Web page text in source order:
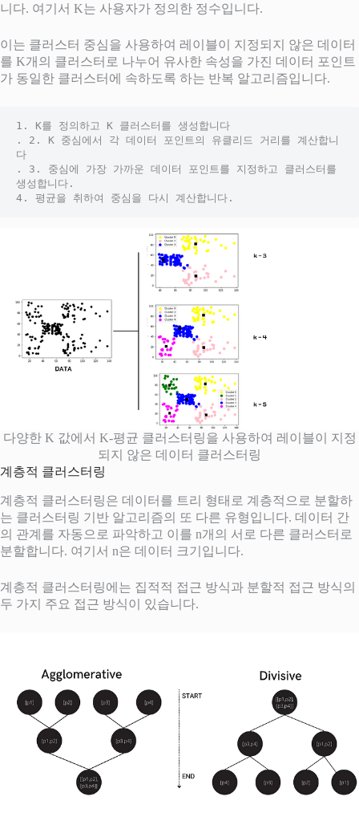
니다. 여기서 K는 사용자가 정의한 정수입니다.
이는 클러스터 중심을 사용하여 레이블이 지정되지 않은 데이터
를 K개의 클러스터로 나누어 유사한 속성을 가진 데이터 포인트
가 동일한 클러스터에 속하도록 하는 반복 알고리즘입니다.
1. K를 정의하고 K 클러스터를 생성합니다
. 2. K 중심에서 각 데이터 포인트의 유클리드 거리를 계산합니
다
. 3. 중심에 가장 가까운 데이터 포인트를 지정하고 클러스터를
생성합니다.
4. 평균을 취하여 중심을 다시 계산합니다.
다양한 K 값에서 K-평균 클러스터링을 사용하여 레이블이 지정
되지 않은 데이터 클러스터링
계층적 클러스터링
계층적 클러스터링은 데이터를 트리 형태로 계층적으로 분할하
는 클러스터링 기반 알고리즘의 또 다른 유형입니다. 데이터 간
의 관계를 자동으로 파악하고 이를 n개의 서로 다른 클러스터로
분할합니다. 여기서 n은 데이터 크기입니다.
계층적 클러스터링에는 집적적 접근 방식과 분할적 접근 방식의
두 가지 주요 접근 방식이 있습니다.